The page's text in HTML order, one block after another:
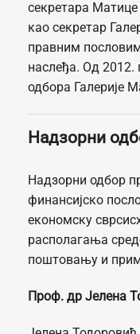
секретара
као секретар
правним
наслеђа. Од 2012.
одбора Галерије
Надзорни
Надзорни одбор
финансијско
економску
располагања
поштовању и
Проф. др Јелена